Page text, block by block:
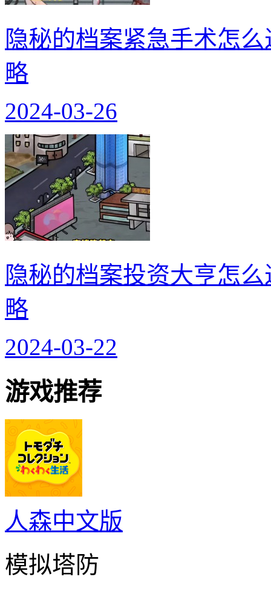
隐秘的档案紧急手术怎
略
2024-03-26
隐秘的档案投资大亨怎
略
2024-03-22
游戏推荐
人森中文版
模拟塔防